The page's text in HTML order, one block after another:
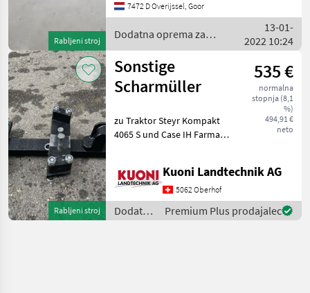
Rabljeni stroj
číslo: 0733106003 ==
7472 D Overijssel, Goor
Dodatna oprema za
traktorje / Sonstige
13-01-
2022 10:24
Rabljeni stroj
Sonstige
Scharmüller
535 €
normalna
stopnja (8,1
%)
494,91 €
neto
zu Traktor Steyr Kompakt
4065 S und Case IH Farmall
Dodatna oprema za
traktorje Vlečno rudo
Kuoni Landtechnik AG
5062 Oberhof
Dodatna
oprema
Premium Plus prodajalec